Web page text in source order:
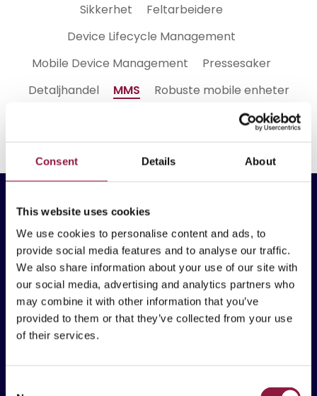
Consent Details About
This website uses cookies
We use cookies to personalise content and ads, to
provide social media features and to analyse our traffic.
We also share information about your use of our site with
our social media, advertising and analytics partners who
may combine it with other information that you’ve
provided to them or that they’ve collected from your use
of their services.
Sikkerhet
Feltarbeidere
Device Lifecycle Management
Mobile Device Management
Pressesaker
Detaljhandel
MMS Robuste mobile enheter
Techstep ASA
Brynsallèen 4
0667 Oslo, Norway